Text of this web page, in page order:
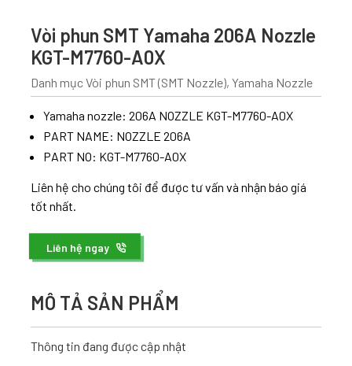
Vòi phun SMT Yamaha 206A Nozzle
KGT-M7760-A0X
Danh mụcVòi phun SMT (SMT Nozzle), Yamaha Nozzle
Yamaha nozzle: 206A NOZZLE KGT-M7760-A0X
PART NAME: NOZZLE 206A
PART NO: KGT-M7760-A0X
Liên hệ cho chúng tôi để được tư vấn và nhận báo giá
tốt nhất.
Liên hệ ngay
MÔ TẢ SẢN PHẨM
Thông tin đang được cập nhật